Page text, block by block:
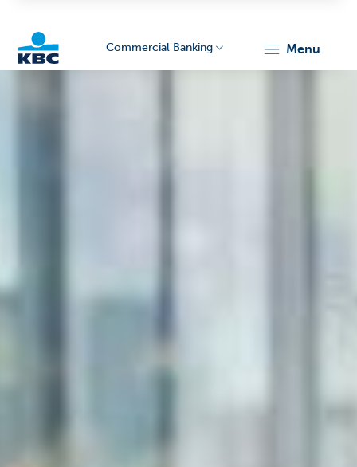
Commercial Banking menu